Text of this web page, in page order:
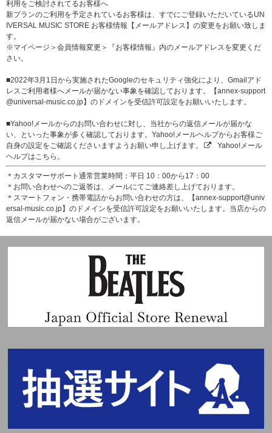
利用をご検討されてるお客様へ
新プランのご利用を予定されているお客様は、すでにご登録いただいているUN
IVERSAL MUSIC STORE お客様情報【メールアドレス】の変更をお願い致しま
す。
※マイページ＞会員情報変更＞『お客様情報』内のメールアドレスを変更くだ
さい。
■2022年3月1日から実施されたGoogleのセキュリティ強化により、Gmailアド
レスご利用者様へメールが届かない事象を確認しております。【annex-support
@universal-music.co.jp】のドメインを受信許可設定をお願いいたします。
■Yahoo!メールからのお問い合わせに対し、当社からの返信メールが届かな
い、といった事象が多く確認しております。Yahoo!メールヘルプからお客様ご
自身の設定をご確認くださいますようお願い申し上げます。
Yahoo!メール
ヘルプはこちら。
＊カスタマーサポート通常営業時間：平日 10：00から17：00
＊お問い合わせへのご返答は、メールにてご連絡差し上げております。
＊スマートフォン・携帯電話からお問い合わせの方は、【annex-support@univ
ersal-music.co.jp】のドメインを受信許可設定をお願いいたします。当店からの
返信メールが届かない場合がございます。